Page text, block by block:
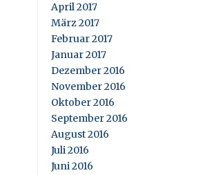
April 2017
März 2017
Februar 2017
Januar 2017
Dezember 2016
November 2016
Oktober 2016
September 2016
August 2016
Juli 2016
Juni 2016